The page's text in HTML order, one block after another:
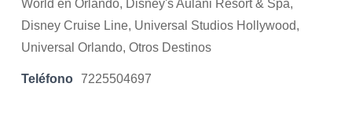
World en Orlando, Disney's Aulani Resort & Spa,
Disney Cruise Line, Universal Studios Hollywood,
Universal Orlando, Otros Destinos
Teléfono 7225504697